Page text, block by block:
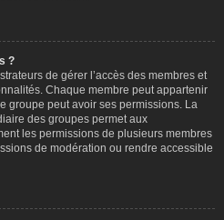
?
de gérer l’accès des membres et
Chaque membre peut appartenir
groupe peut avoir ses permissions. La
des groupes permet aux
les permissions de plusieurs membres
de modération ou rendre accessible